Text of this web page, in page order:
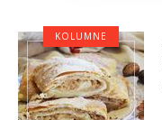
KOLUMNE